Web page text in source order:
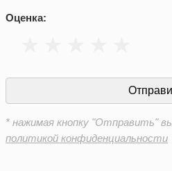
Оценка:
* нажимая кнопку "Отправить"
политикой конфиденциальности